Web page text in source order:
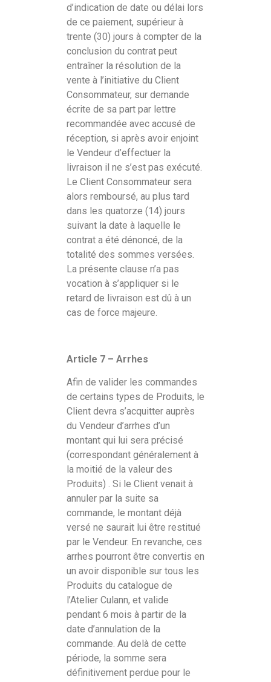
d’indication de date ou délai lors
de ce paiement, supérieur à
trente (30) jours à compter de la
conclusion du contrat peut
entraîner la résolution de la
vente à l’initiative du Client
Consommateur, sur demande
écrite de sa part par lettre
recommandée avec accusé de
réception, si après avoir enjoint
le Vendeur d’effectuer la
livraison il ne s’est pas exécuté.
Le Client Consommateur sera
alors remboursé, au plus tard
dans les quatorze (14) jours
suivant la date à laquelle le
contrat a été dénoncé, de la
totalité des sommes versées.
La présente clause n’a pas
vocation à s’appliquer si le
retard de livraison est dû à un
cas de force majeure.
Article 7 – Arrhes
Afin de valider les commandes
de certains types de Produits, le
Client devra s’acquitter auprès
du Vendeur d’arrhes d’un
montant qui lui sera précisé
(correspondant généralement à
la moitié de la valeur des
Produits) . Si le Client venait à
annuler par la suite sa
commande, le montant déjà
versé ne saurait lui être restitué
par le Vendeur. En revanche, ces
arrhes pourront être convertis en
un avoir disponible sur tous les
Produits du catalogue de
l’Atelier Culann, et valide
pendant 6 mois à partir de la
date d’annulation de la
commande. Au delà de cette
période, la somme sera
définitivement perdue pour le